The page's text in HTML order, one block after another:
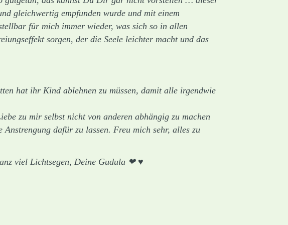
gleichwertig empfunden wurde und mit einem
für mich immer wieder, was sich so in allen
sorgen, der die Seele leichter macht und das
hat ihr Kind ablehnen zu müssen, damit alle irgendwie
zu mir selbst nicht von anderen abhängig zu machen
dafür zu lassen. Freu mich sehr, alles zu
viel Lichtsegen, Deine Gudula ❤ ♥️